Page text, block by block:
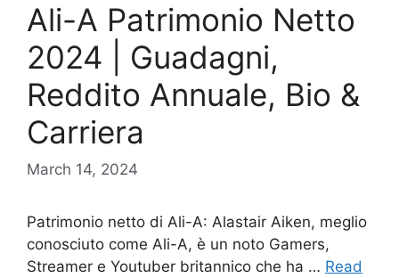
Ali-A Patrimonio Netto
2024 | Guadagni,
Reddito Annuale, Bio &
Carriera
March 14, 2024
Patrimonio netto di Ali-A: Alastair Aiken, meglio
conosciuto come Ali-A, è un noto Gamers,
Streamer e Youtuber britannico che ha … Read